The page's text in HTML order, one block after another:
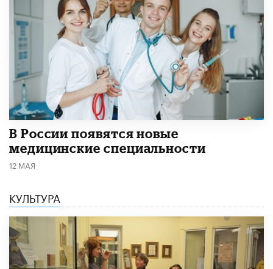
В России появятся новые
медицинские специальности
12 МАЯ
КУЛЬТУРА